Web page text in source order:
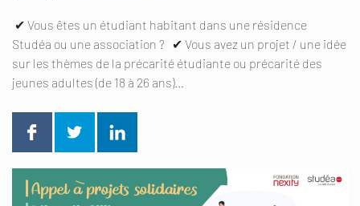
✔ Vous êtes un étudiant habitant dans une résidence
Studéa ou une association ? ✔ Vous avez un projet / une idée
sur les thèmes de la précarité étudiante ou précarité des
jeunes adultes (de 18 à 26 ans)…